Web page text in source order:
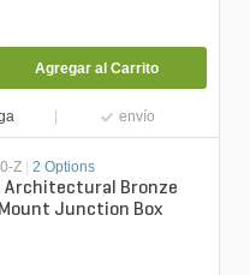
Agregar al Carrito
envío
Z | 2 Options
Architectural Bronze
Junction Box